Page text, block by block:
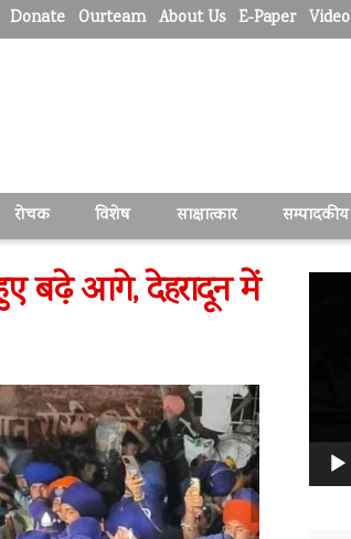
Donate Ourteam About Us E-Paper Video
रोचक विशेष साक्षात्कार सम्पादकीय
बढ़े आगे, देहरादून में